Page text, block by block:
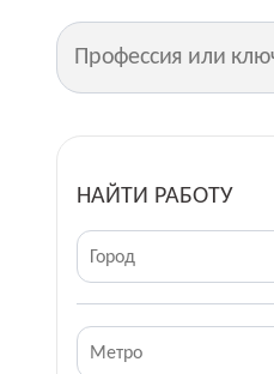
НАЙТИ РАБОТУ
Город
Метро